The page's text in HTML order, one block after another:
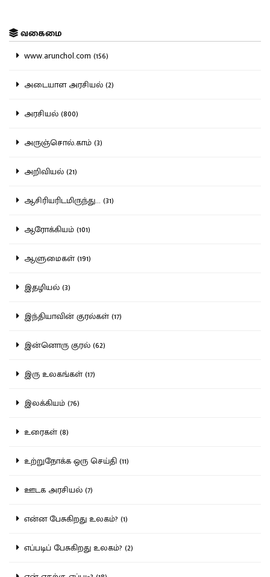
வகைமை
www.arunchol.com (156)
அடையாள அரசியல் (2)
அரசியல் (800)
அருஞ்சொல்.காம் (3)
அறிவியல் (21)
ஆசிரியரிடமிருந்து... (31)
ஆரோக்கியம் (101)
ஆளுமைகள் (191)
இதழியல் (3)
இந்தியாவின் குரல்கள் (17)
இன்னொரு குரல் (62)
இரு உலகங்கள் (17)
இலக்கியம் (76)
உரைகள் (8)
உற்றுநோக்க ஒரு செய்தி (11)
ஊடக அரசியல் (7)
என்ன பேசுகிறது உலகம்? (1)
எப்படிப் பேசுகிறது உலகம்? (2)